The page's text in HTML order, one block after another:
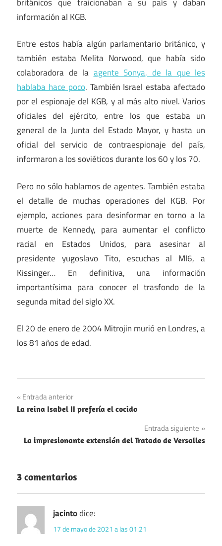
información al KGB.
Entre estos había algún parlamentario británico, y
también estaba Melita Norwood, que había sido
colaboradora de laagente Sonya, de la que les
hablaba hace poco. También Israel estaba afectado
por el espionaje del KGB, y al más alto nivel. Varios
oficiales del ejército, entre los que estaba un
general de la Junta del Estado Mayor, y hasta un
oficial del servicio de contraespionaje del país,
informaron a los soviéticos durante los 60 y los 70.
Pero no sólo hablamos de agentes. También estaba
el detalle de muchas operaciones del KGB. Por
ejemplo, acciones para desinformar en torno a la
muerte de Kennedy, para aumentar el conflicto
racial en Estados Unidos, para asesinar al
presidente yugoslavo Tito, escuchas al MI6, a
Kissinger… En definitiva, una información
importantísima para conocer el trasfondo de la
segunda mitad del siglo XX.
El 20 de enero de 2004 Mitrojin murió en Londres, a
los 81 años de edad.
Navegación
de
entradas
Entrada anterior
La reina Isabel II prefería el cocido
Entrada siguiente
La impresionante extensión del Tratado de Versalles
3 comentarios
jacintodice:
17 de mayo de 2021 a las 01:21